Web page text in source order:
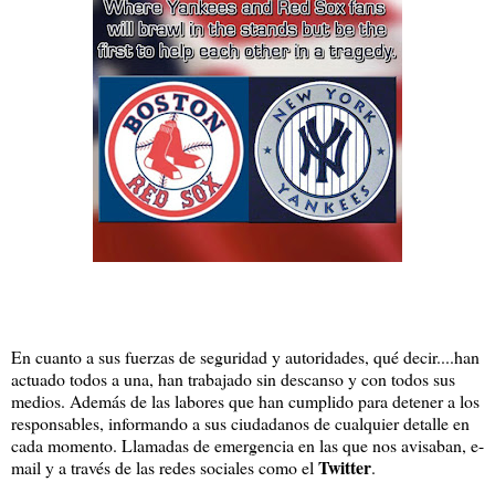
En cuanto a sus fuerzas de seguridad y autoridades, qué decir....han
actuado todos a una, han trabajado sin descanso y con todos sus
medios. Además de las labores que han cumplido para detener a los
responsables, informando a sus ciudadanos de cualquier detalle en
cada momento. Llamadas de emergencia en las que nos avisaban, e-
mail y a través de las redes sociales como el Twitter.